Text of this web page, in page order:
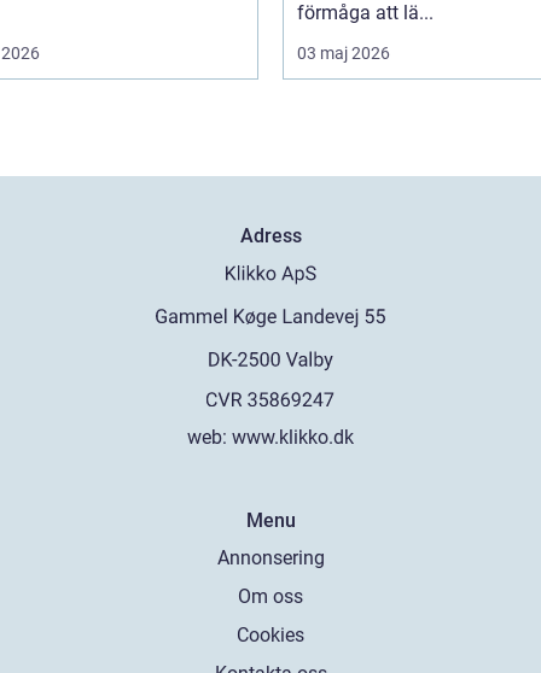
förmåga att lä...
03 maj 2026
Adress
web: www.klikko.dk
Menu
Annonsering
Om oss
Cookies